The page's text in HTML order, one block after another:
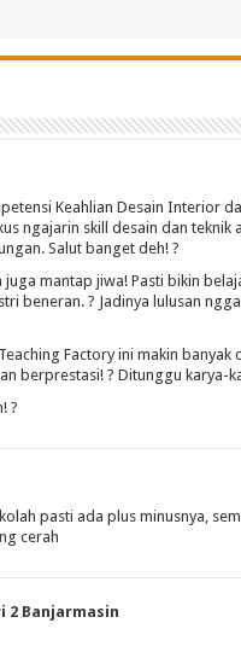
Keahlian Desain Interior
ngajarin skill desain dan teknik
Salut banget deh! ?
juga mantap jiwa! Pasti bikin
beneran. ? Jadinya lulusan
Factory ini makin banyak
berprestasi! ? Ditunggu karya-
?
pasti ada plus minusnya,
cerah
2 Banjarmasin